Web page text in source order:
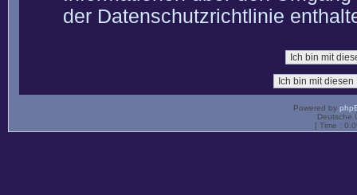
der Datenschutzrichtlinie
Powered by
Deutsche
[ Time :